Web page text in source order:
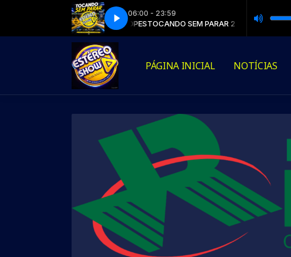
06:00 - 23:59
2 com DJ FÁBIO LOPESTOCANDO SEM PARAR 2 com DJ FÁBIO LOPES
the light (Extended Version)Snap - See the light (Extended Version)
PÁGINA INICIAL NOTÍCIAS